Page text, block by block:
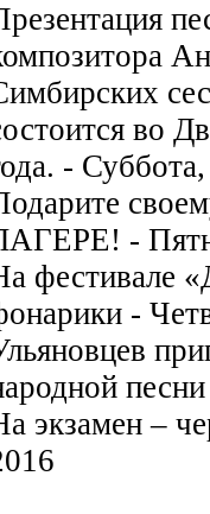
во
-
-
фестивале
-
экзамен –